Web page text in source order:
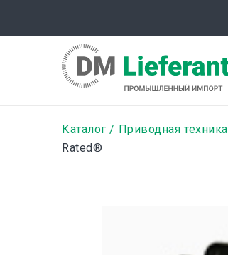
содержанию
Строка
Каталог Приводная техника
Rated®